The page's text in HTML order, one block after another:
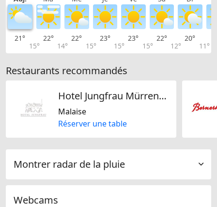
21°
15°
22°
14°
22°
15°
23°
15°
23°
15°
22°
12°
20°
11°
Restaurants recommandés
Hotel Jungfrau Mürren AG
Malaise
Réserver une table
Montrer radar de la pluie
Webcams